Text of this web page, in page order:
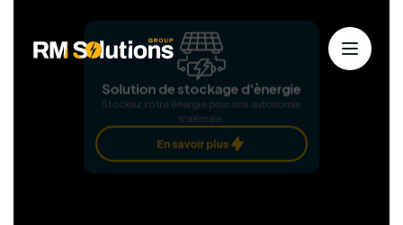
Solutions solaires personnalisées
pourune énergie durable